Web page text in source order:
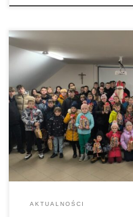
Parafialne spotkanie ze św.
LSO, z DSM-u., Scholki i Grupy
za piękne prezenty.
AKTUALNOŚCI